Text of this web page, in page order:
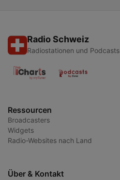
Radio Schweiz
Radiostationen und Podcasts
Ressourcen
Broadcasters
Widgets
Radio-Websites nach Land
Über & Kontakt